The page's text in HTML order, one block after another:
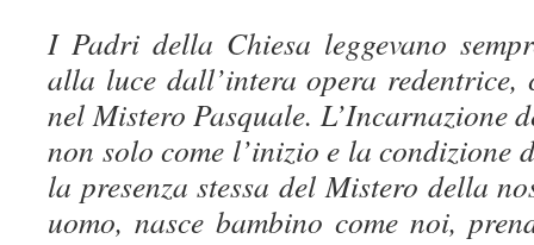
I Padri della Chiesa leggevano
alla luce dall’intera opera redentrice,
nel Mistero Pasquale. L’Incarnazione
non solo come l’inizio e la condizione
la presenza stessa del Mistero della
uomo, nasce bambino come noi,